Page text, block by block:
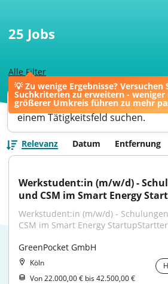
💡 Zu wenige Ergebnisse? Versuchen
Suchkriterien zu erweitern -
größerer Umkreis führen zu mehr
Alle Filter
25 Jobs
Ihre Jobsuche könnte bessere
wenn Sie nach einer
einem Tätigkeitsfeld suchen.
Relevanz Datum Entfernung
Werkstudent:in (m/w/d) -
und CSM im Smart Energy
Werkstudent:in (m/w/d) -
CSM im Smart Energy
GreenPocket GmbH
Köln
Von 22.000,00 € bis 42.500,00 €